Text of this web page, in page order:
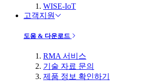
WISE-IoT
고객지원
도움 & 다운로드
RMA 서비스
기술 자료 문의
제품 정보 확인하기